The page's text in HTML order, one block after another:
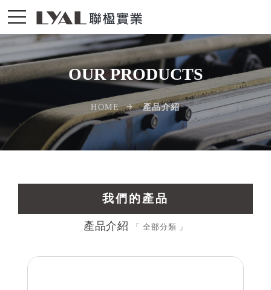
OUR PRODUCTS
HOME 產品介紹
我們的產品
交通運輸工業擠型
光電配件LED擠型
產品介紹 「 全部分類 」